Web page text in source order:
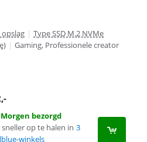
opslag | Type SSD M.2 NVMe
| Gaming, Professionele creator
,-
Morgen bezorgd
sneller op te halen in 3
winkels